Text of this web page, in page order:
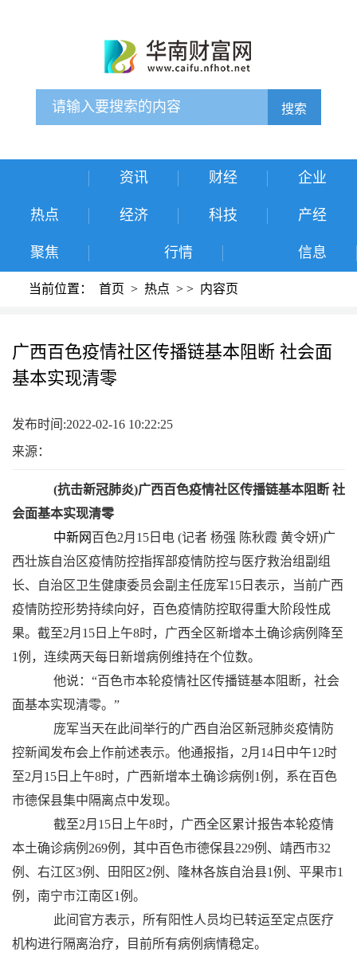
搜索
资讯 财经 企业
热点 经济 科技 产经
聚焦 行情 信息
当前位置： 首页 > 热点 > > 内容页
广西百色疫情社区传播链基本阻断 社会面
基本实现清零
发布时间:2022-02-16 10:22:25
来源：
(抗击新冠肺炎)广西百色疫情社区传播链基本阻断 社
会面基本实现清零
中新网 百色2月15日电 (记者 杨强 陈秋霞 黄令妍)广
西壮族自治区疫情防控指挥部疫情防控与医疗救治组副组
长、自治区卫生健康委员会副主任庞军15日表示，当前广西
疫情防控形势持续向好，百色疫情防控取得重大阶段性成
果。截至2月15日上午8时，广西全区新增本土确诊病例降至
1例，连续两天每日新增病例维持在个位数。
他说：“百色市本轮疫情社区传播链基本阻断，社会
面基本实现清零。”
庞军当天在此间举行的广西自治区新冠肺炎疫情防
控新闻发布会上作前述表示。他通报指，2月14日中午12时
至2月15日上午8时，广西新增本土确诊病例1例，系在百色
市德保县集中隔离点中发现。
截至2月15日上午8时，广西全区累计报告本轮疫情
本土确诊病例269例，其中百色市德保县229例、靖西市32
例、右江区3例、田阳区2例、隆林各族自治县1例、平果市1
例，南宁市江南区1例。
此间官方表示，所有阳性人员均已转运至定点医疗
机构进行隔离治疗，目前所有病例病情稳定。